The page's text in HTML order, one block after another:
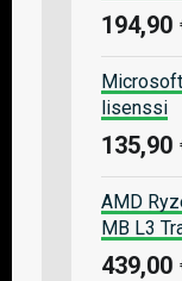
194,90
lisenssi
135,90
AMD
MB L3
439,00